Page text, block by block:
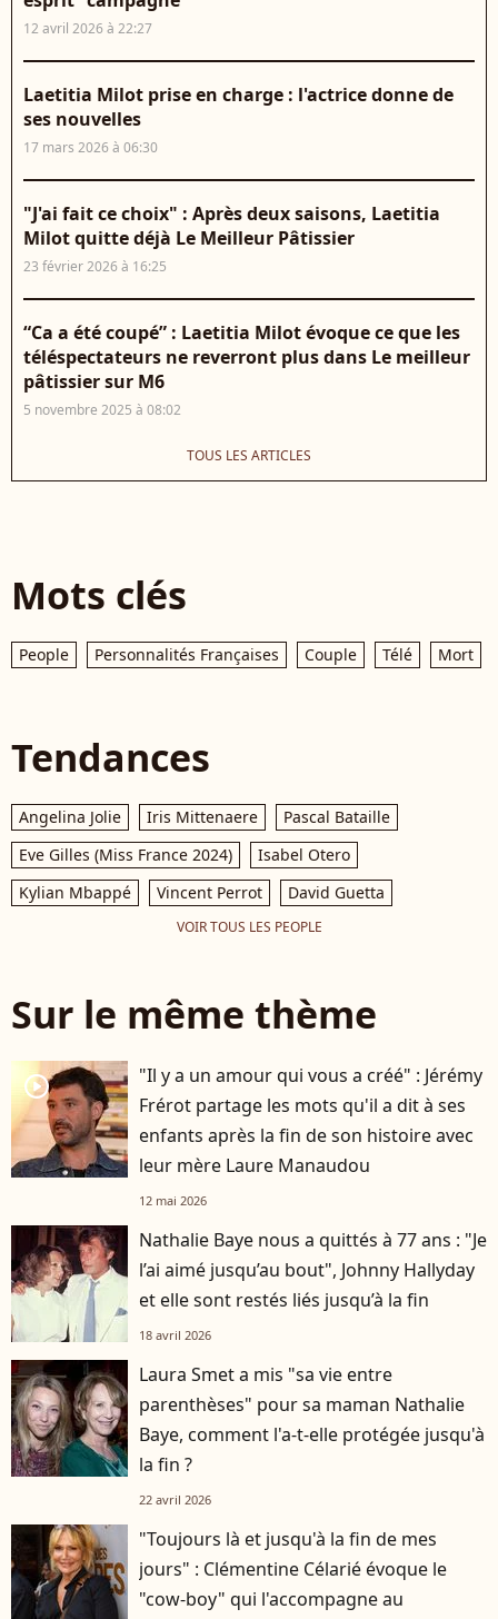
12 avril 2026 à 22:27
Laetitia Milot prise en charge : l'actrice donne de
ses nouvelles
17 mars 2026 à 06:30
"J'ai fait ce choix" : Après deux saisons, Laetitia
Milot quitte déjà Le Meilleur Pâtissier
23 février 2026 à 16:25
“Ca a été coupé” : Laetitia Milot évoque ce que les
téléspectateurs ne reverront plus dans Le meilleur
pâtissier sur M6
5 novembre 2025 à 08:02
TOUS LES ARTICLES
Mots clés
People Personnalités Françaises Couple Télé Mort
Tendances
Angelina Jolie Iris Mittenaere
Pascal Bataille
Eve Gilles (Miss France 2024)
Isabel Otero
Kylian Mbappé
Vincent Perrot David Guetta
VOIR TOUS LES PEOPLE
Sur le même thème
player2
"Il y a un amour qui vous a créé" : Jérémy
Frérot partage les mots qu'il a dit à ses
enfants après la fin de son histoire avec
leur mère Laure Manaudou
12 mai 2026
Nathalie Baye nous a quittés à 77 ans : "Je
l’ai aimé jusqu’au bout", Johnny Hallyday
et elle sont restés liés jusqu’à la fin
18 avril 2026
Laura Smet a mis "sa vie entre
parenthèses" pour sa maman Nathalie
Baye, comment l'a-t-elle protégée jusqu'à
la fin ?
22 avril 2026
"Toujours là et jusqu'à la fin de mes
jours" : Clémentine Célarié évoque le
"cow-boy" qui l'accompagne au